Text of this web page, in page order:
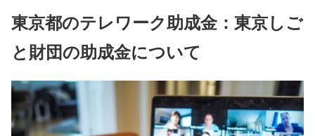
東京都のテレワーク助成金：東京しご
と財団の助成金について